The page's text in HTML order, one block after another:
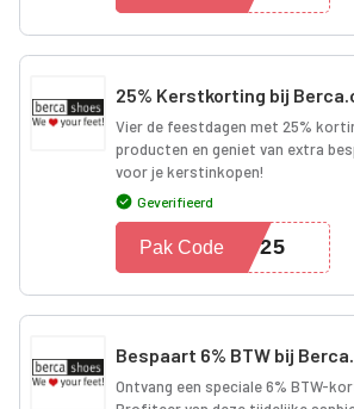
25% Kerstkorting bij
Vier de feestdagen met 25%
producten en geniet van extra
voor je kerstinkopen!
Geverifieerd
AS25
Pak Code
Bespaart 6% BTW bij
Ontvang een speciale 6% BTW-